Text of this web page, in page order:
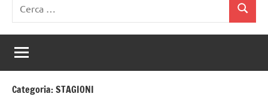
per:
Cerca
Categoria:STAGIONI